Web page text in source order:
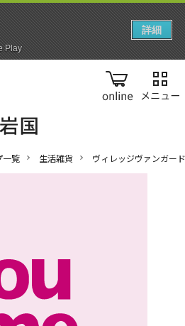
online
一覧 生活雑貨 ヴィレッジヴァンガード
Play
詳細